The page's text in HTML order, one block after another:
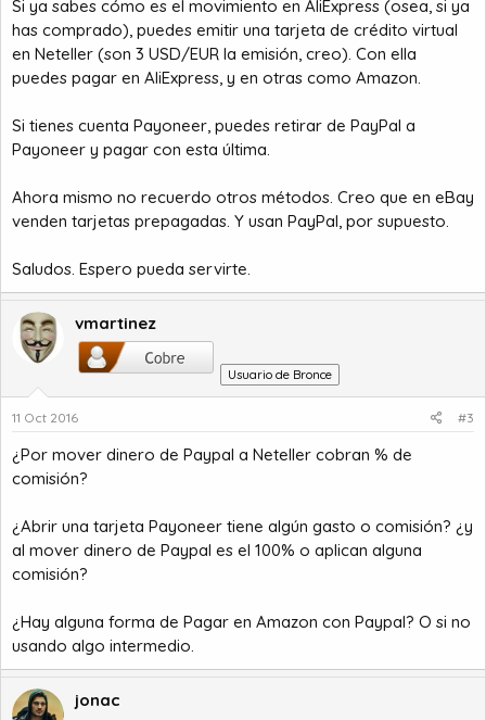
Si ya sabes cómo es el movimiento en AliExpress (osea, si ya
has comprado), puedes emitir una tarjeta de crédito virtual
en Neteller (son 3 USD/EUR la emisión, creo). Con ella
puedes pagar en AliExpress, y en otras como Amazon.
Si tienes cuenta Payoneer, puedes retirar de PayPal a
Payoneer y pagar con esta última.
Ahora mismo no recuerdo otros métodos. Creo que en eBay
venden tarjetas prepagadas. Y usan PayPal, por supuesto.
Saludos. Espero pueda servirte.
vmartinez
Usuario de Bronce
11 Oct 2016 #3
¿Por mover dinero de Paypal a Neteller cobran % de
comisión?
¿Abrir una tarjeta Payoneer tiene algún gasto o comisión? ¿y
al mover dinero de Paypal es el 100% o aplican alguna
comisión?
¿Hay alguna forma de Pagar en Amazon con Paypal? O si no
usando algo intermedio.
jonac